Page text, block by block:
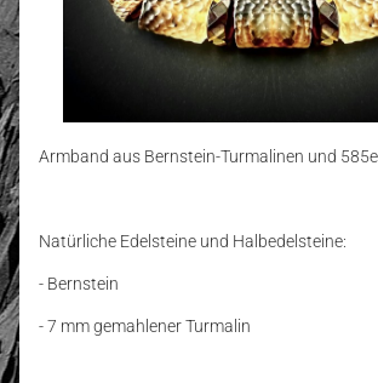
Armband aus Bernstein-Turmalinen und
Natürliche Edelsteine und Halbedelsteine:
- Bernstein
- 7 mm gemahlener Turmalin